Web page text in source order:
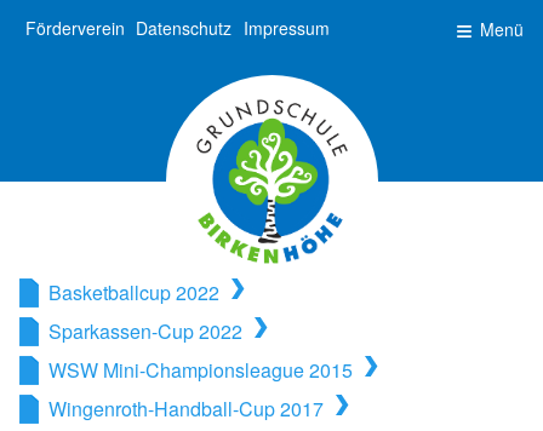
Förderverein Datenschutz Impressum Menü
Basketballcup 2022
Sparkassen-Cup 2022
WSW Mini-Championsleague 2015
Wingenroth-Handball-Cup 2017